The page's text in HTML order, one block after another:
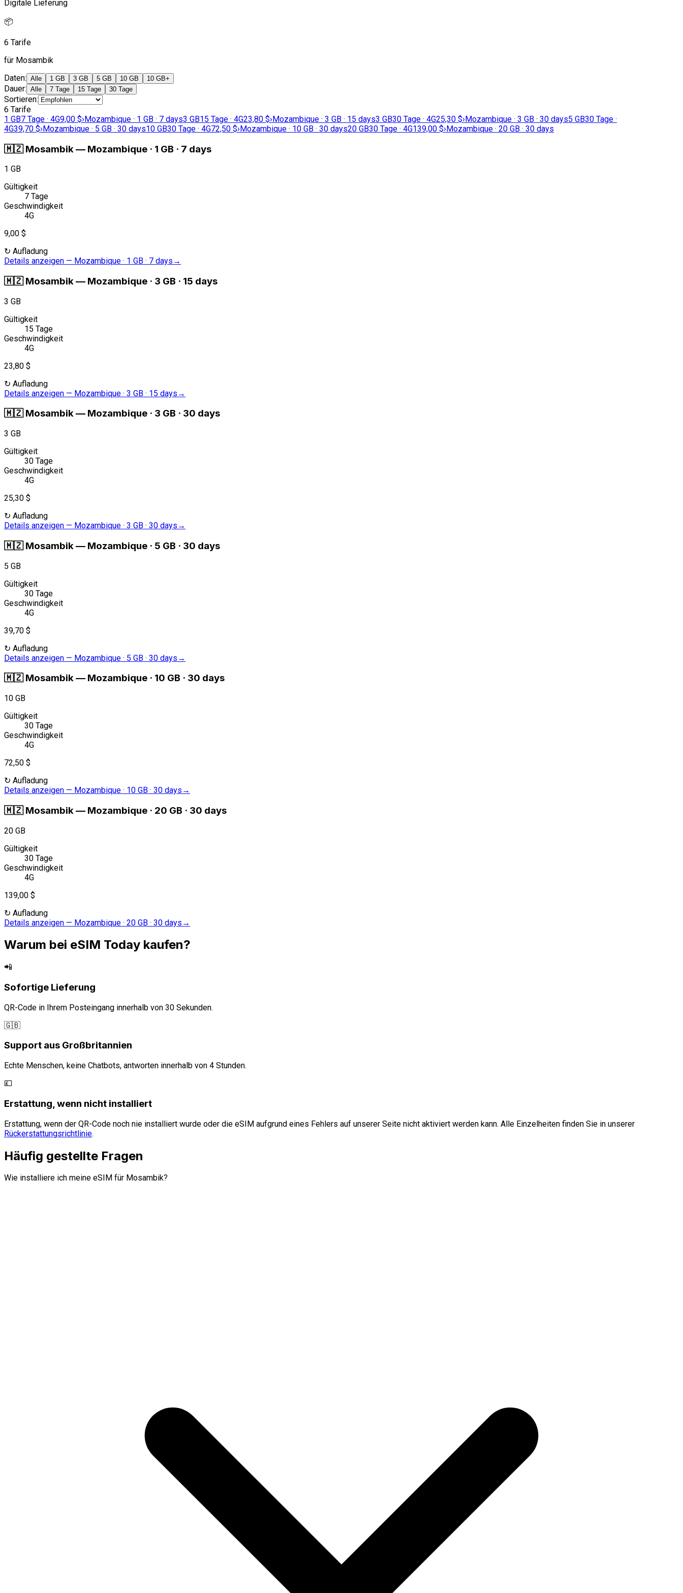
Digitale Lieferung
📦
6 Tarife
für Mosambik
Daten: Alle 1 GB 3 GB 5 GB 10 GB 10 GB+
Dauer: Alle 7 Tage 15 Tage 30 Tage
Sortieren:
6 Tarife
1 GB7 Tage · 4G9,00 $›Mozambique · 1 GB · 7 days3 GB15 Tage · 4G23,80 $›Mozambique · 3 GB · 15 days3 GB30 Tage · 4G25,30 $›Mozambique · 3 GB · 30 days5 GB30 Tage ·
4G39,70 $›Mozambique · 5 GB · 30 days10 GB30 Tage · 4G72,50 $›Mozambique · 10 GB · 30 days20 GB30 Tage · 4G139,00 $›Mozambique · 20 GB · 30 days
🇲🇿 Mosambik— Mozambique · 1 GB · 7 days
1 GB
Gültigkeit
7 Tage
Geschwindigkeit
4G
9,00 $
↻ Aufladung
Details anzeigen — Mozambique · 1 GB · 7 days →
🇲🇿 Mosambik— Mozambique · 3 GB · 15 days
3 GB
Gültigkeit
15 Tage
Geschwindigkeit
4G
23,80 $
↻ Aufladung
Details anzeigen — Mozambique · 3 GB · 15 days →
🇲🇿 Mosambik— Mozambique · 3 GB · 30 days
3 GB
Gültigkeit
30 Tage
Geschwindigkeit
4G
25,30 $
↻ Aufladung
Details anzeigen — Mozambique · 3 GB · 30 days →
🇲🇿 Mosambik— Mozambique · 5 GB · 30 days
5 GB
Gültigkeit
30 Tage
Geschwindigkeit
4G
39,70 $
↻ Aufladung
Details anzeigen — Mozambique · 5 GB · 30 days →
🇲🇿 Mosambik— Mozambique · 10 GB · 30 days
10 GB
Gültigkeit
30 Tage
Geschwindigkeit
4G
72,50 $
↻ Aufladung
Details anzeigen — Mozambique · 10 GB · 30 days →
🇲🇿 Mosambik— Mozambique · 20 GB · 30 days
20 GB
Gültigkeit
30 Tage
Geschwindigkeit
4G
139,00 $
↻ Aufladung
Details anzeigen — Mozambique · 20 GB · 30 days →
Warum bei eSIM Today kaufen?
📲
Sofortige Lieferung
QR-Code in Ihrem Posteingang innerhalb von 30 Sekunden.
🇬🇧
Support aus Großbritannien
Echte Menschen, keine Chatbots, antworten innerhalb von 4 Stunden.
💷
Erstattung, wenn nicht installiert
Erstattung, wenn der QR-Code noch nie installiert wurde oder die eSIM aufgrund eines Fehlers auf unserer Seite nicht aktiviert werden kann. Alle Einzelheiten finden Sie in unserer
Rückerstattungsrichtlinie.
Häufig gestellte Fragen
Wie installiere ich meine eSIM für Mosambik?